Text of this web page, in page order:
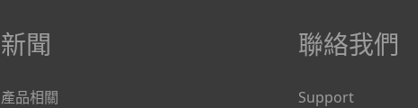
新聞
產品相關
聯絡我們
Support